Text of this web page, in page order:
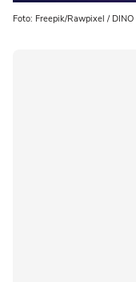
Foto: Freepik/Rawpixel / DINO